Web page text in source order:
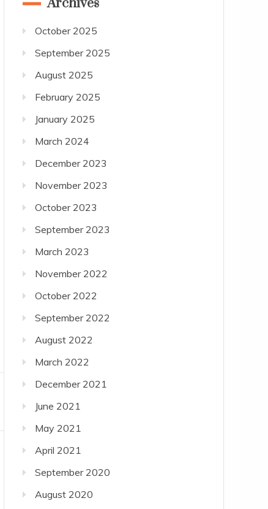
October 2025
September 2025
August 2025
February 2025
January 2025
March 2024
December 2023
November 2023
October 2023
September 2023
March 2023
November 2022
October 2022
September 2022
August 2022
March 2022
December 2021
June 2021
May 2021
April 2021
September 2020
August 2020